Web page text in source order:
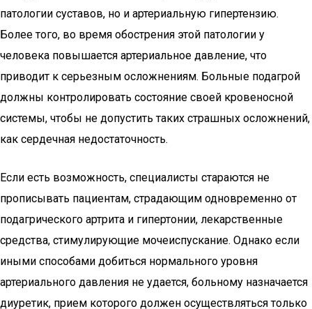
патологии суставов, но и артериальную гипертензию.
Более того, во время обострения этой патологии у
человека повышается артериальное давление, что
приводит к серьезным осложнениям. Больные подагрой
должны контролировать состояние своей кровеносной
системы, чтобы не допустить таких страшных осложнений,
как сердечная недостаточность.
Если есть возможность, специалисты стараются не
прописывать пациентам, страдающим одновременно от
подагрического артрита и гипертонии, лекарственные
средства, стимулирующие мочеиспускание. Однако если
иными способами добиться нормального уровня
артериального давления не удается, больному назначается
диуретик, прием которого должен осуществляться только